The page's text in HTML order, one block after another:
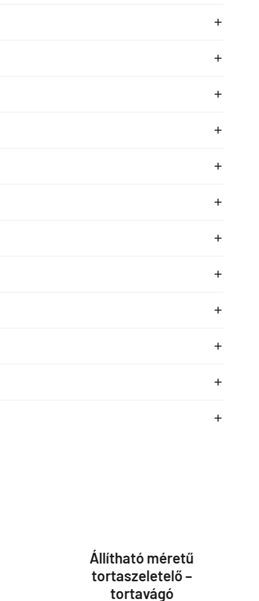
Állítható méretű
tortaszeletelő –
tortavágó